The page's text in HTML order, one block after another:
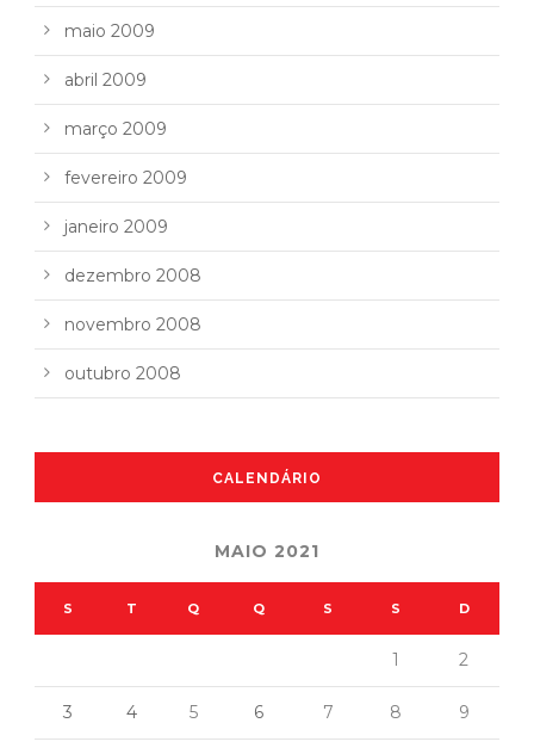
maio 2009
abril 2009
março 2009
fevereiro 2009
janeiro 2009
dezembro 2008
novembro 2008
outubro 2008
CALENDÁRIO
MAIO 2021
S T Q Q S S D
1 2
3 4 5 6 7 8 9